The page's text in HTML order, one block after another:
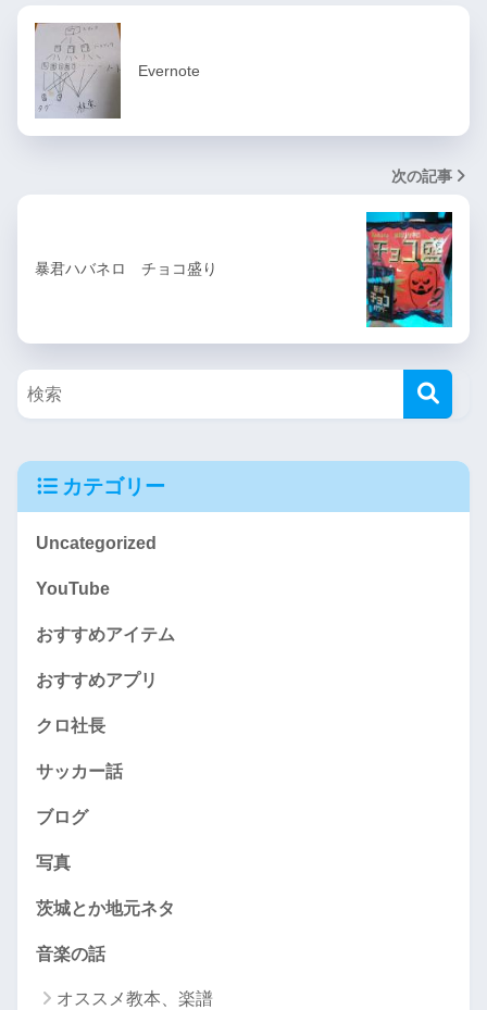
Evernote
次の記事
暴君ハバネロ チョコ盛り
カテゴリー
Uncategorized
YouTube
おすすめアイテム
おすすめアプリ
クロ社長
サッカー話
ブログ
写真
茨城とか地元ネタ
音楽の話
オススメ教本、楽譜